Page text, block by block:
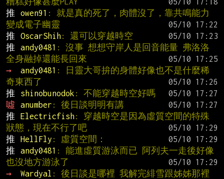
推
owen91 : 就是真的死了，肉體沒了，靠共鳴能力
變成電子幽靈
推
OscarShih: 還可以穿越時空
推
andy0481 : 沒事 想想守岸人是回音能量 弗洛洛
全身融掉還能長回來
→
andy0481 : 日靈大哥拚的身體好像也不是什麼稀
奇東西了
推
shinobunodok : 不能穿越時空好嗎
噓
anumber : 後日談明明有講
推
Electricfish: 穿越時空是因為虛質空間的特殊
狀態，現在不行了吧
推
HellFly : 虛質空間：
推
andy0481 : 能進虛質游泳而已 阿列夫一走後好像
也沒地方游泳了
→
Wardyal : 後日談是哪裡 我解完緋雪跟姊姊那裡